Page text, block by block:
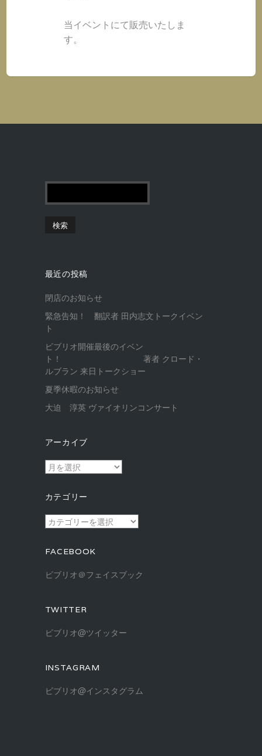
当イベントにて販売いたしま
す。
最近の投稿
閉店のお知らせ
緊急告知！ 翻訳者 田内志文トークイベン
ト
ビブリオ開催最後のイベン
ト！ 著者 クロード・
ルブラン 来日トークショー
夏季休暇のお知らせ
大迫 淳英 ヴァイオリンコンサート
アーカイブ
ア
ー
イ
ブ
カテゴリー
カ
テ
リ
ー
FACEBOOK
ビブリオ＠フェイスブック
TWITTER
ビブリオ@ツイッター
INSTAGRAM
ビブリオ@インスタグラム